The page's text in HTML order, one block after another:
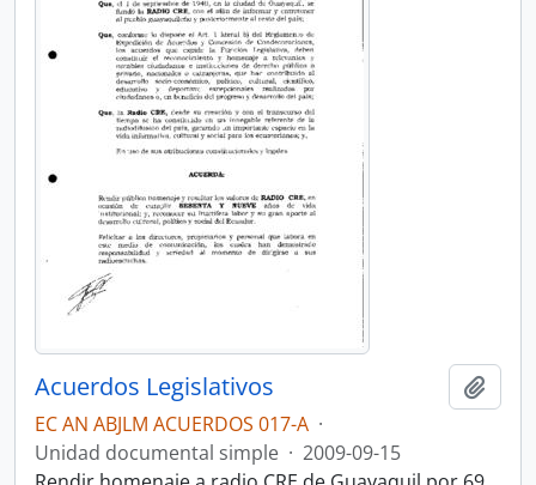
Acuerdos Legislativos
EC AN ABJLM ACUERDOS 017-A ·
Unidad documental simple · 2009-09-15